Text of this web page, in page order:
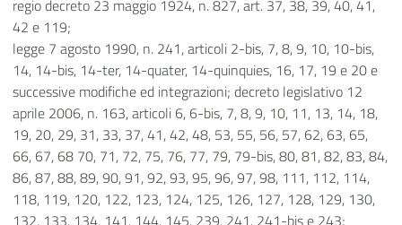
regio decreto 23 maggio 1924, n. 827, art. 37, 38, 39, 40, 41,
42 e 119;
legge 7 agosto 1990, n. 241, articoli 2-bis, 7, 8, 9, 10, 10-bis,
14, 14-bis, 14-ter, 14-quater, 14-quinquies, 16, 17, 19 e 20 e
successive modifiche ed integrazioni; decreto legislativo 12
aprile 2006, n. 163, articoli 6, 6-bis, 7, 8, 9, 10, 11, 13, 14, 18,
19, 20, 29, 31, 33, 37, 41, 42, 48, 53, 55, 56, 57, 62, 63, 65,
66, 67, 68 70, 71, 72, 75, 76, 77, 79, 79-bis, 80, 81, 82, 83, 84,
86, 87, 88, 89, 90, 91, 92, 93, 95, 96, 97, 98, 111, 112, 114,
118, 119, 120, 122, 123, 124, 125, 126, 127, 128, 129, 130,
132, 133, 134, 141, 144, 145, 239, 241, 241-bis e 243;